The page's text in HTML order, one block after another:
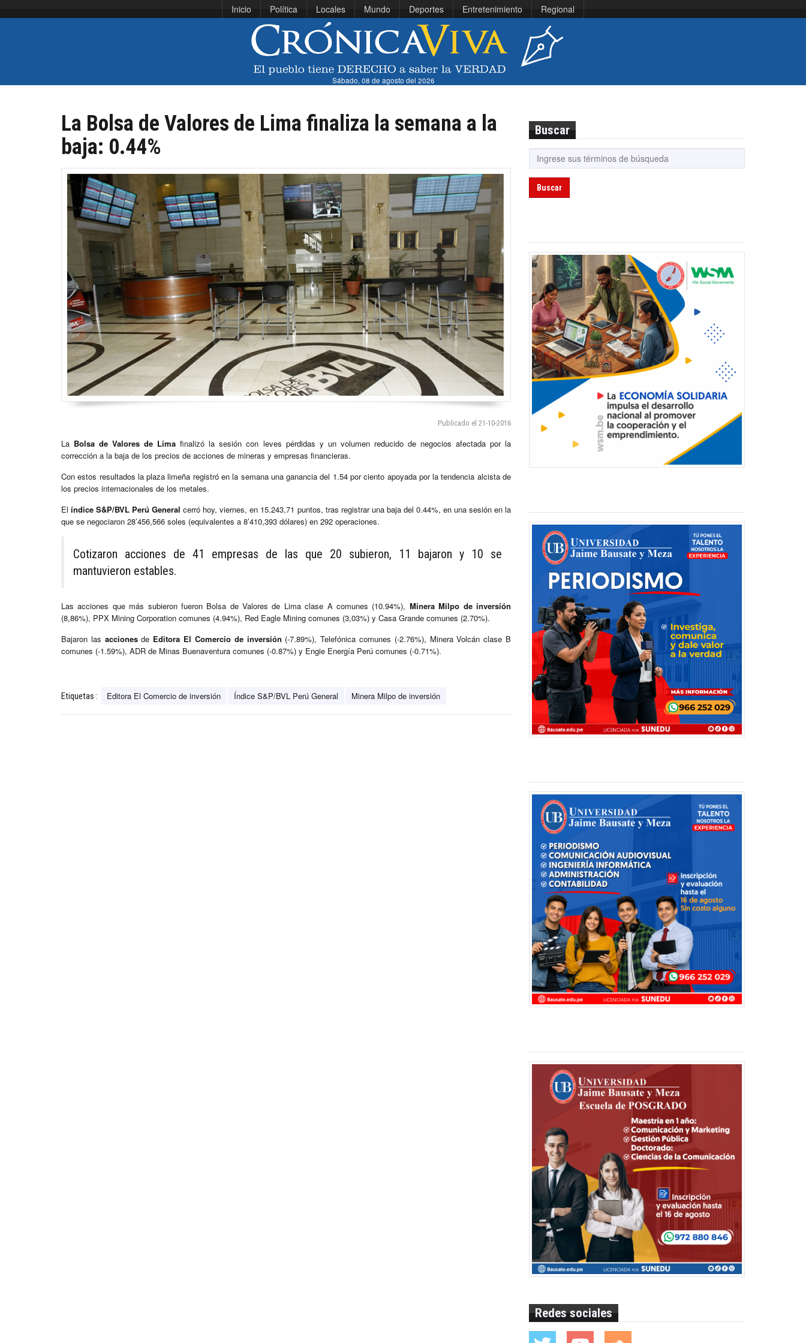
Inicio Política Locales Mundo Deportes Entretenimiento Regional
Sábado, 08 de agosto del 2026
La Bolsa de Valores de Lima finaliza la semana a la
baja: 0.44%
Publicado el 21-10-2016
La Bolsa de Valores de Lima finalizó la sesión con leves pérdidas y un volumen reducido de negocios afectada por la
corrección a la baja de los precios de acciones de mineras y empresas financieras.
Con estos resultados la plaza limeña registró en la semana una ganancia del 1.54 por ciento apoyada por la tendencia alcista de
los precios internacionales de los metales.
Elíndice S&P/BVL Perú General cerró hoy, viernes, en 15.243,71 puntos, tras registrar una baja del 0.44%, en una sesión en la
que se negociaron 28’456,566 soles (equivalentes a 8’410,393 dólares) en 292 operaciones.
Cotizaron acciones de 41 empresas de las que 20 subieron, 11 bajaron y 10 se
mantuvieron estables.
Las acciones que más subieron fueron Bolsa de Valores de Lima clase A comunes (10.94%), Minera Milpo de inversión
(8,86%), PPX Mining Corporation comunes (4.94%), Red Eagle Mining comunes (3,03%) y Casa Grande comunes (2.70%).
Bajaron las accionesde Editora El Comercio de inversión (-7.89%), Telefónica comunes (-2.76%), Minera Volcán clase B
comunes (-1.59%), ADR de Minas Buenaventura comunes (-0.87%) y Engie Energía Perú comunes (-0.71%).
Etiquetas : Editora El Comercio de inversión Índice S&P/BVL Perú General Minera Milpo de inversión
Buscar
Buscar
Redes sociales